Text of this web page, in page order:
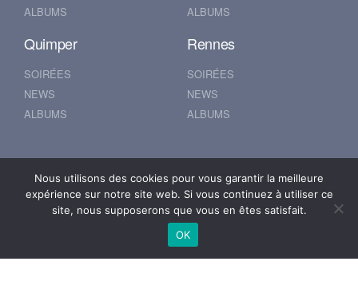
ALBUMS
ALBUMS
Quimper
SOIRÉES
NEWS
ALBUMS
Rennes
SOIRÉES
NEWS
ALBUMS
Nantes
SOIRÉES
SOIRÉES
NEWS
ALBUMS
Nous utilisons des cookies pour vous garantir la meilleure
expérience sur notre site web. Si vous continuez à utiliser ce
site, nous supposerons que vous en êtes satisfait.
OK